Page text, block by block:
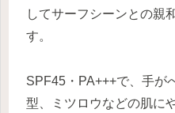
してサーフシーンとの親
す。
SPF45・PA+++で、手が
型、ミツロウなどの肌に